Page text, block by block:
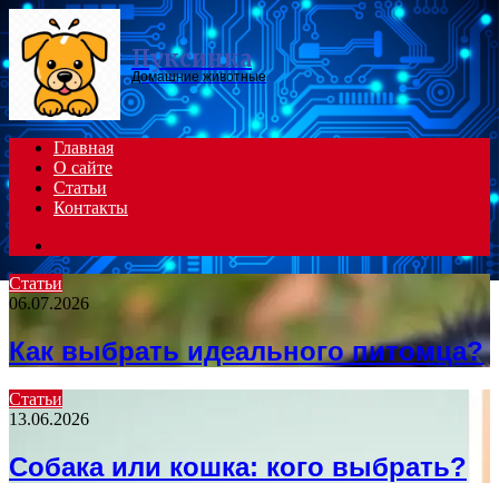
Пуксинка
Домашние животные
Главная
О сайте
Статьи
Контакты
for
Статьи
06.07.2026
Как выбрать идеального питомца?
Статьи
13.06.2026
Собака или кошка: кого выбрать?